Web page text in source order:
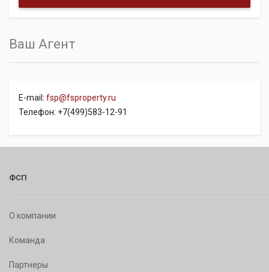
Ваш Агент
E-mail: fsp@fsproperty.ru
Телефон: +7(499)583-12-91
ФСП
О компании
Команда
Партнеры